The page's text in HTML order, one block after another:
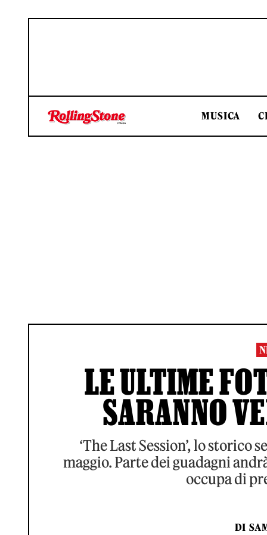
MUSICA
LE ULTIME
SARANNO
‘The Last Session’, lo storico
maggio. Parte dei guadagni
occupa di
DI